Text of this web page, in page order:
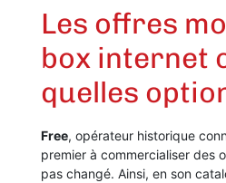
Les offres
box internet
quelles
Free, opérateur historique
premier à commercialiser des
pas changé. Ainsi, en son